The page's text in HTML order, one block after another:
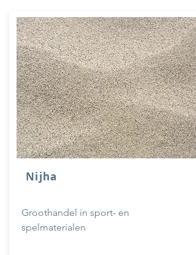
Nijha
Groothandel in sport- en
spelmaterialen